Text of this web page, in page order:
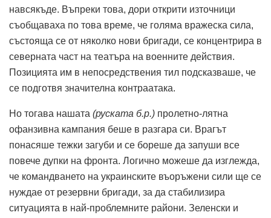
навсякъде. Въпреки това, дори открити източници
съобщаваха по това време, че голяма вражеска сила,
състояща се от няколко нови бригади, се концентрира в
северната част на театъра на военните действия.
Позицията им в непосредствения тил подсказваше, че
се подготвя значителна контраатака.
Но тогава нашата (руската б.р.) пролетно-лятна
офанзивна кампания беше в разгара си. Врагът
понасяше тежки загуби и се бореше да запуши все
повече дупки на фронта. Логично можеше да изглежда,
че командването на украинските въоръжени сили ще се
нуждае от резервни бригади, за да стабилизира
ситуацията в най-проблемните райони. Зеленски и